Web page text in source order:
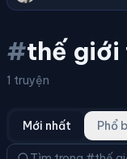
#thế giới
1 truyện
Mới nhất Phổ